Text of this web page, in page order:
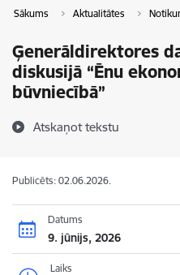
Sākums Aktualitātes
Ģenerāldirektores
diskusijā “Ēnu
būvniecībā”
Atskaņot tekstu
Publicēts: 02.06.2026.
Datums
9. jūnijs, 2026
Laiks